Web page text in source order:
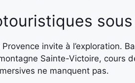
sous
invite à l’exploration.
Sainte-Victoire, cours
ne manquent pas.